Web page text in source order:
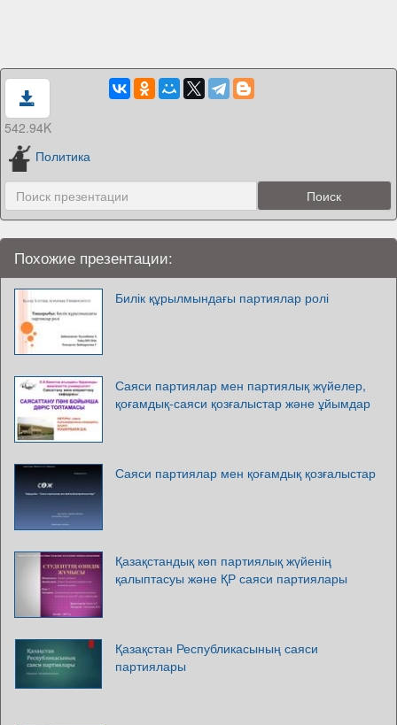
542.94K
Политика
Похожие презентации:
Билік құрылмындағы партиялар ролі
Саяси партиялар мен партиялық жүйелер,
қоғамдық-саяси қозғалыстар және ұйымдар
Саяси партиялар мен қоғамдық қозғалыстар
Қазақстандық көп партиялық жүйенің
қалыптасуы және ҚР саяси партиялары
Қазақстан Республикасының саяси
партиялары